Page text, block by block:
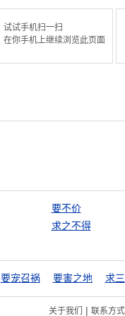
试试手机扫一扫
在你手机上继续浏览此页面
要不价
求之不得
要宠召祸 要害之地 求
关于我们 | 联系方式